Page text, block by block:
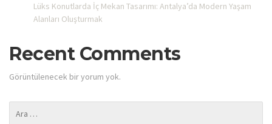
Lüks Konutlarda İç Mekan Tasarımı: Antalya’da Modern Yaşam
Alanları Oluşturmak
Recent Comments
Görüntülenecek bir yorum yok.